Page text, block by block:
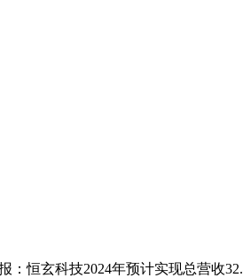
：恒玄科技2024年预计实现总营收